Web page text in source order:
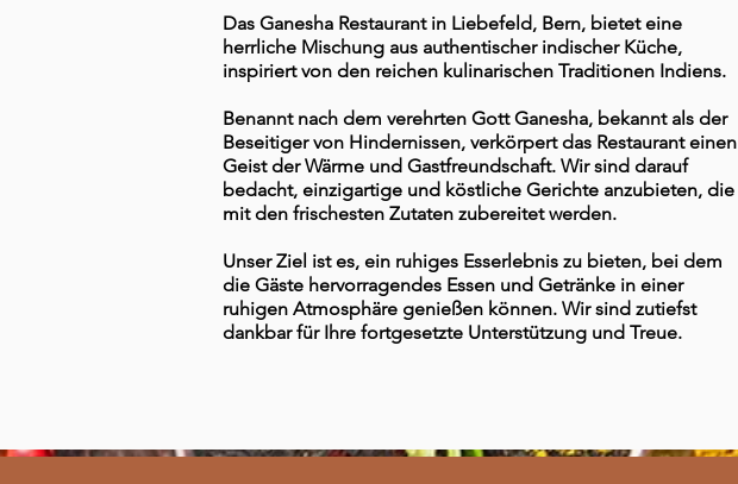
Das Ganesha Restaurant in Liebefeld, Bern, bietet eine
herrliche Mischung aus authentischer indischer Küche,
inspiriert von den reichen kulinarischen Traditionen Indiens.
Benannt nach dem verehrten Gott Ganesha, bekannt als der
Beseitiger von Hindernissen, verkörpert das Restaurant einen
Geist der Wärme und Gastfreundschaft. Wir sind darauf
bedacht, einzigartige und köstliche Gerichte anzubieten, die
mit den frischesten Zutaten zubereitet werden.
Unser Ziel ist es, ein ruhiges Esserlebnis zu bieten, bei dem
die Gäste hervorragendes Essen und Getränke in einer
ruhigen Atmosphäre genießen können. Wir sind zutiefst
dankbar für Ihre fortgesetzte Unterstützung und Treue.